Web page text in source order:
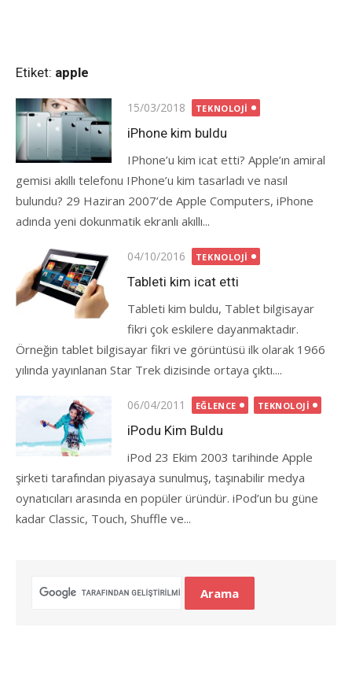
Etiket: apple
Posted
on
15/03/2018 TEKNOLOJI
iPhone kim buldu
IPhone’u kim icat etti? Apple’ın amiral
gemisi akıllı telefonu IPhone’u kim tasarladı ve nasıl
bulundu? 29 Haziran 2007’de Apple Computers, iPhone
adında yeni dokunmatik ekranlı akıllı...
Posted
on
04/10/2016 TEKNOLOJI
Tableti kim icat etti
Tableti kim buldu, Tablet bilgisayar
fikri çok eskilere dayanmaktadır.
Örneğin tablet bilgisayar fikri ve görüntüsü ilk olarak 1966
yılında yayınlanan Star Trek dizisinde ortaya çıktı....
Posted
on
06/04/2011 EĞLENCE TEKNOLOJI
iPodu Kim Buldu
iPod 23 Ekim 2003 tarihinde Apple
şirketi tarafından piyasaya sunulmuş, taşınabilir medya
oynatıcıları arasında en popüler üründür. iPod’un bu güne
kadar Classic, Touch, Shuffle ve...